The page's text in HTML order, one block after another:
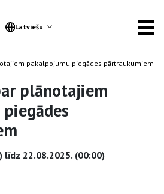
Latviešu
pakalpojumu piegādes pārtraukumiem
plānotajiem
līdz 22.08.2025. (00:00)